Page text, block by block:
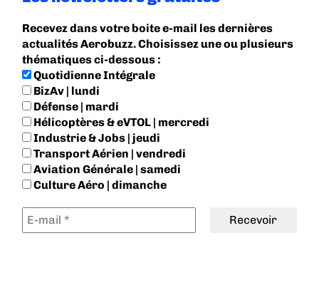
Recevez dans votre boite e-mail les dernières
actualités Aerobuzz. Choisissez une ou plusieurs
thématiques ci-dessous :
Quotidienne Intégrale
BizAv | lundi
Défense | mardi
Hélicoptères & eVTOL | mercredi
Industrie & Jobs | jeudi
Transport Aérien | vendredi
Aviation Générale | samedi
Culture Aéro | dimanche